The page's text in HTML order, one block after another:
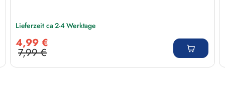
Lieferzeit ca 2-4 Werktage
4,99 €
Regulärer Preis:
7,99 €